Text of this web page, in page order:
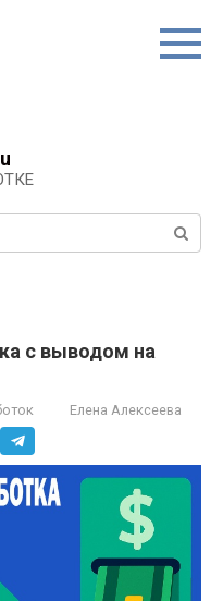
с выводом на
Елена Алексеева